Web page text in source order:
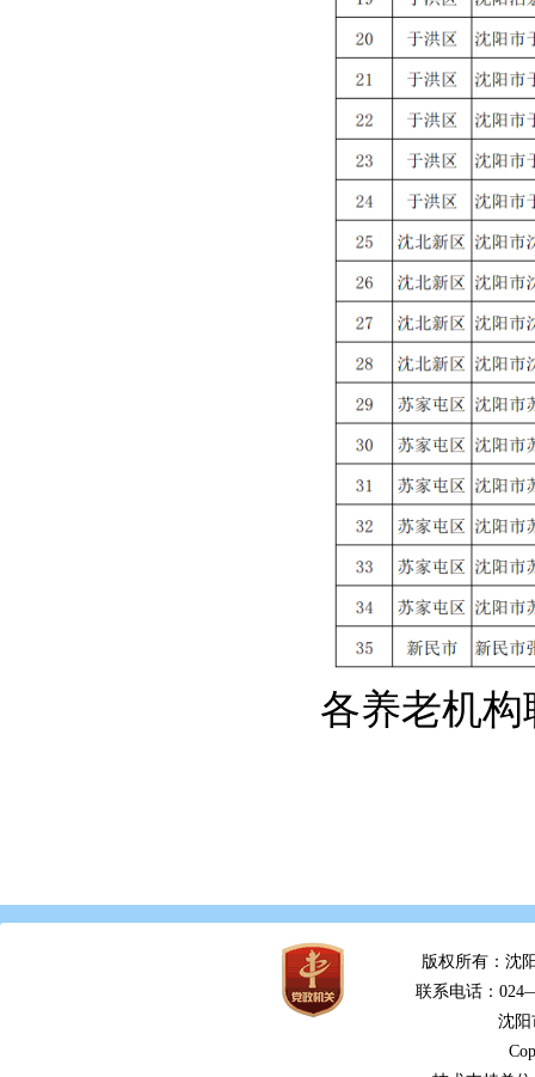
各养老机
版权所有：沈
联系电话：
沈阳